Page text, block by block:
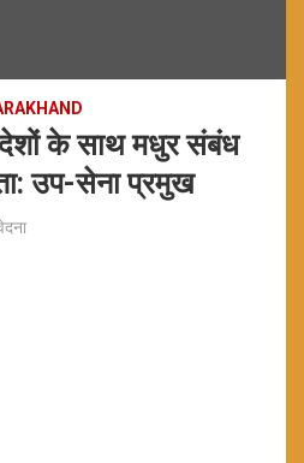
के साथ मधुर संबंध
उप-सेना प्रमुख